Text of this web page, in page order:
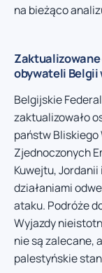
na bieżąco
obywateli Belgii
Belgijskie
zaktualizowało
państw Bliskiego
Zjednoczonych
Kuwejtu,
działaniami
ataku. Podróże
Wyjazdy
nie są zalecane,
palestyńskie